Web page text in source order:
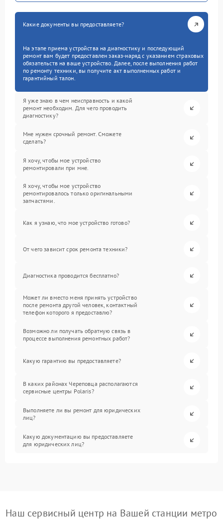
Какие документы вы предоставляете?
На этапе приема устройства на диагностику и последующий
ремонт вам будет предоставлен заказ-наряд с указанием страховых
обязательств на ваше устройство. Далее, после выполнения работ
по ремонту техники, вы получите акт выполненных работ и
гарантийный талон.
Я уже знаю в чем неисправность и какой
ремонт необходим. Для чего проводить
диагностику?
Мне нужен срочный ремонт. Сможете
сделать?
Я хочу, чтобы мое устройство
ремонтировали при мне.
Я хочу, чтобы мое устройство
ремонтировалось только оригинальными
запчастями.
Как я узнаю, что мое устройство готово?
От чего зависит срок ремонта техники?
Диагностика проводится бесплатно?
Может ли вместо меня принять устройство
после ремонта другой человек, контактный
телефон которого я предоставлю?
Возможно ли получать обратную связь в
процессе выполнения ремонтных работ?
Какую гарантию вы предоставляете?
В каких районах Череповца располагаются
сервисные центры Polaris?
Выполняете ли вы ремонт для юридических
лиц?
Какую документацию вы предоставляете
для юридических лиц?
Наш сервисный центр на Вашей станции метро